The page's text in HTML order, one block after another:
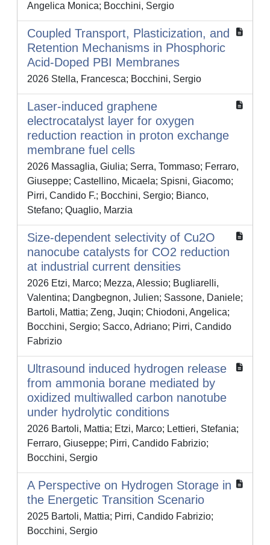
Angelica Monica; Bocchini, Sergio
Coupled Transport, Plasticization, and
Retention Mechanisms in Phosphoric
Acid-Doped PBI Membranes
2026 Stella, Francesca; Bocchini, Sergio
Laser-induced graphene
electrocatalyst layer for oxygen
reduction reaction in proton exchange
membrane fuel cells
2026 Massaglia, Giulia; Serra, Tommaso; Ferraro,
Giuseppe; Castellino, Micaela; Spisni, Giacomo;
Pirri, Candido F.; Bocchini, Sergio; Bianco,
Stefano; Quaglio, Marzia
Size-dependent selectivity of Cu2O
nanocube catalysts for CO2 reduction
at industrial current densities
2026 Etzi, Marco; Mezza, Alessio; Bugliarelli,
Valentina; Dangbegnon, Julien; Sassone, Daniele;
Bartoli, Mattia; Zeng, Juqin; Chiodoni, Angelica;
Bocchini, Sergio; Sacco, Adriano; Pirri, Candido
Fabrizio
Ultrasound induced hydrogen release
from ammonia borane mediated by
oxidized multiwalled carbon nanotube
under hydrolytic conditions
2026 Bartoli, Mattia; Etzi, Marco; Lettieri, Stefania;
Ferraro, Giuseppe; Pirri, Candido Fabrizio;
Bocchini, Sergio
A Perspective on Hydrogen Storage in
the Energetic Transition Scenario
2025 Bartoli, Mattia; Pirri, Candido Fabrizio;
Bocchini, Sergio